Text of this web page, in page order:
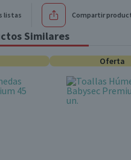
listas Compartir
Similares
Oferta